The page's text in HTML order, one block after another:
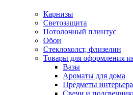
Карнизы
Светозащита
Потолочный плинтус
Обои
Стеклохолст, флизелин
Товары для оформления
Вазы
Ароматы для дома
Предметы интерьера